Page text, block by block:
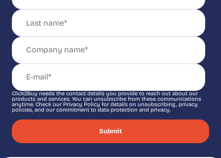
Click2Buy needs the contact details you provide to reach out about our
products and services. You can unsubscribe from these communications
anytime. Check our Privacy Policy for details on unsubscribing, privacy
policies, and our commitment to data protection and privacy.